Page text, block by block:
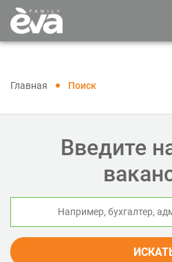
Главная Поиск
Введите